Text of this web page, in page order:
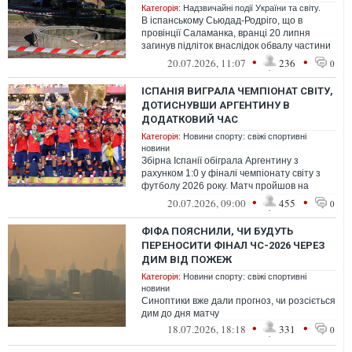
Категорія: Надзвичайні події України та світу.
В іспанському Сьюдад-Родріго, що в
провінції Саламанка, вранці 20 липня
загинув підліток внаслідок обвалу частини
фонтану під час святкування перемоги...
20.07.2026, 11:07 • 236 • 0
ІСПАНІЯ ВИГРАЛА ЧЕМПІОНАТ СВІТУ,
ДОТИСНУВШИ АРГЕНТИНУ В
ДОДАТКОВИЙ ЧАС
Категорія: Новини спорту: свіжі спортивні
новини
Збірна Іспанії обіграла Аргентину з
рахунком 1:0 у фіналі чемпіонату світу з
футболу 2026 року. Матч пройшов на
стадіоні Метлайф у штаті Нью-Джерсі
20.07.2026, 09:00 • 455 • 0
ФІФА ПОЯСНИЛИ, ЧИ БУДУТЬ
ПЕРЕНОСИТИ ФІНАЛ ЧС-2026 ЧЕРЕЗ
ДИМ ВІД ПОЖЕЖ
Категорія: Новини спорту: свіжі спортивні
новини
Синоптики вже дали прогноз, чи розсіється
дим до дня матчу
18.07.2026, 18:18 • 331 • 0